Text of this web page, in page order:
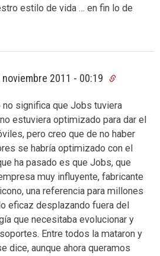
estilo de vida … en fin lo de
noviembre 2011 - 00:19
no significa que Jobs tuviera
estuviera optimizado para dar el
pero creo que de no haber
se habría optimizado con el
ha pasado es que Jobs, que
muy influyente, fabricante
una referencia para millones
eficaz desplazando fuera del
que necesitaba evolucionar y
Entre todos la mataron y
dice, aunque ahora queramos